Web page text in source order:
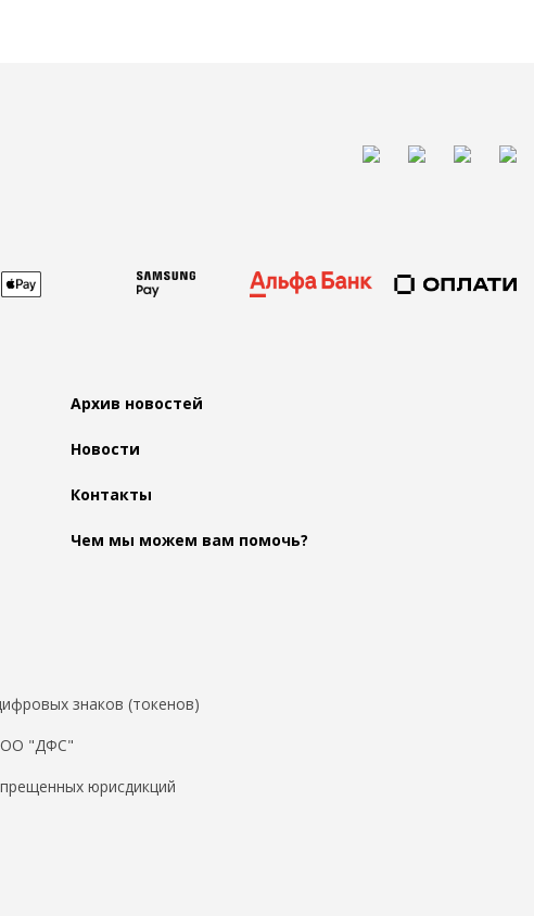
Архив новостей
Новости
Контакты
Чем мы можем вам помочь?
знаков (токенов)
"ДФС"
юрисдикций